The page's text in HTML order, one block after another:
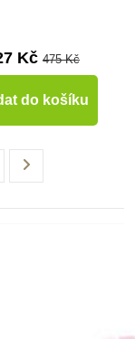
Kč 475 Kč
do košíku